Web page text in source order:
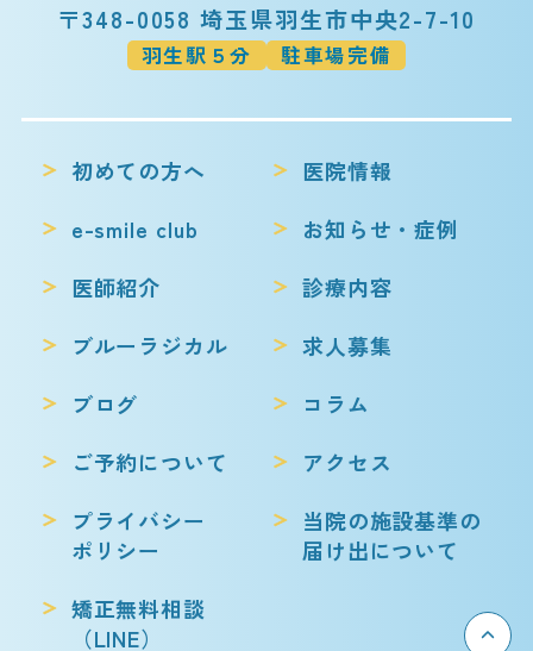
〒348-0058 埼玉県羽生市中央2-7-10
羽生駅５分 駐車場完備
初めての方へ
医院情報
e-smile club
お知らせ・症例
医師紹介
診療内容
ブルーラジカル
求人募集
ブログ
コラム
ご予約について
アクセス
プライバシー
ポリシー
当院の施設基準の
届け出について
矯正無料相談
（LINE）